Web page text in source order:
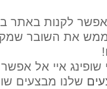
לקנות באתר
את השובר
שופינג איי אל
שלנו מבצעים